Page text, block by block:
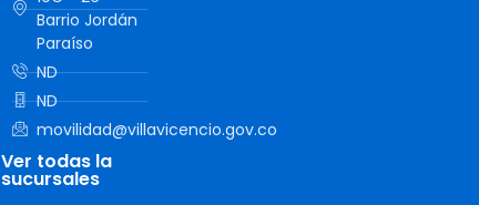
Barrio Jordán
Paraíso
ND
ND
movilidad@villavicencio.gov.co
Ver todas la
sucursales